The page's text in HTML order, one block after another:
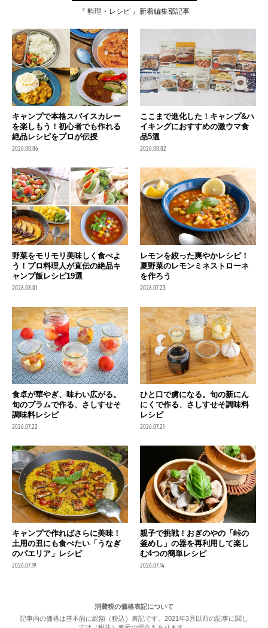
『 料理・レシピ 』新着編集部記事
キャンプで本格スパイスカレー
を楽しもう！初心者でも作れる
絶品レシピをプロが伝授
2026.08.06
ここまで進化した！キャンプ&ハ
イキングにおすすめの激ウマ食
品5選
2026.08.02
野菜をモリモリ美味しく食べよ
う！プロ料理人が直伝の絶品キ
ャンプ飯レシピ19選
2026.08.01
レモンを絞った爽やかレシピ！
夏野菜のレモンミネストローネ
を作ろう
2026.07.23
食卓が華やぎ、味わい広がる。
旬のプラムで作る、さしすせそ
調味料レシピ
2026.07.22
ひと口で虜になる。旬の新にん
にくで作る、さしすせそ調味料
レシピ
2026.07.21
キャンプで作ればさらに美味！
土用の丑にも食べたい「うなぎ
のパエリア」レシピ
2026.07.19
親子で挑戦！おぎのやの「峠の
釜めし」の器を再利用して楽し
む4つの簡単レシピ
2026.07.14
消費税の価格表記について
記事内の価格は基本的に総額（税込）表記です。2021年3月以前の記事に関し